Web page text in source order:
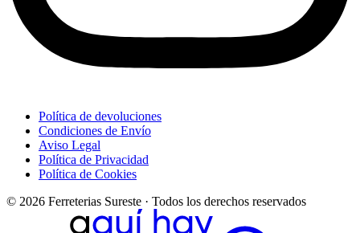
Política de devoluciones
Condiciones de Envío
Aviso Legal
Política de Privacidad
Política de Cookies
© 2026 Ferreterias Sureste · Todos los derechos reservados